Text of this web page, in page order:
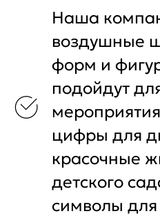
Наша
воздушные
форм и
подойдут
цифры для
красочные
детского
символы